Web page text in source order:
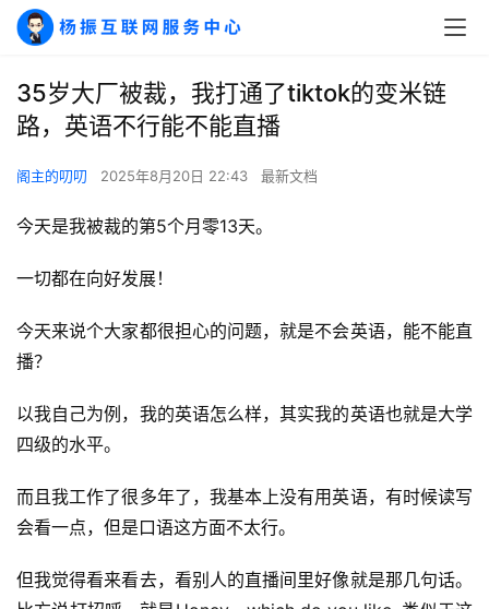
35岁大厂被裁，我打通了tiktok的变米链
路，英语不行能不能直播
阁主的叨叨 2025年8月20日 22:43 最新文档
今天是我被裁的第5个月零13天。
一切都在向好发展！
今天来说个大家都很担心的问题，就是不会英语，能不能直
播？
以我自己为例，我的英语怎么样，其实我的英语也就是大学
四级的水平。
而且我工作了很多年了，我基本上没有用英语，有时候读写
会看一点，但是口语这方面不太行。
但我觉得看来看去，看别人的直播间里好像就是那几句话。